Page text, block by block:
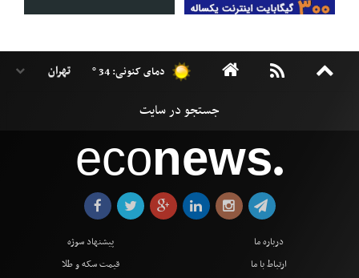
دمای کنونی: 34 °
econews●
درباره ما
ارتباط با ما
پیشنهاد سوژه
قیمت سکه و طلا